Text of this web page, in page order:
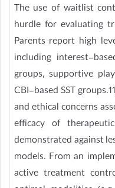
The use of waitlist
hurdle for evaluating
Parents report high
including interest-
groups, supportive
CBI-based SST
and ethical concerns
efficacy of
demonstrated against
models. From an
active treatment